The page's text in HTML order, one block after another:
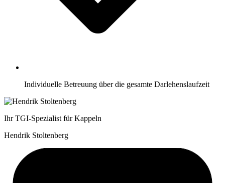
Individuelle Betreuung über die gesamte Darlehenslaufzeit
Ihr TGI-Spezialist für Kappeln
Hendrik Stoltenberg